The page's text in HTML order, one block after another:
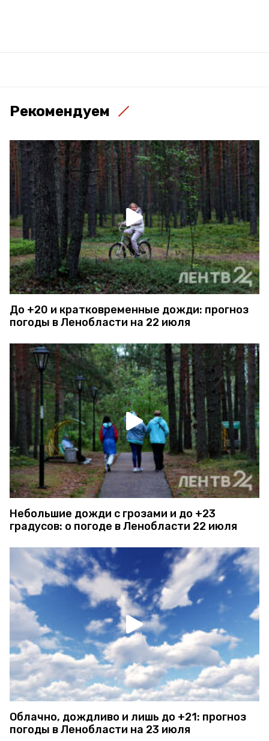
Рекомендуем
До +20 и кратковременные дожди: прогноз
погоды в Ленобласти на 22 июля
Небольшие дожди с грозами и до +23
градусов: о погоде в Ленобласти 22 июля
Облачно, дождливо и лишь до +21: прогноз
погоды в Ленобласти на 23 июля